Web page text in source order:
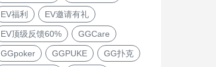
EV福利 EV邀请有礼
EV顶级反馈60% GGCare
GGpoker GGPUKE GG扑克